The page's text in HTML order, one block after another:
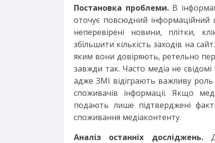
Постановка проблеми.В
оточує повсюдний
неперевірені новини, плітки,
збільшити кількість заходів на
яким вони довіряють, ретельно
завжди так. Часто медіа не
адже ЗМІ відіграють важливу роль
споживачів інформації. Якщо
подають лише підтверджені
споживання медіаконтенту.
Аналіз останніх досліджень.